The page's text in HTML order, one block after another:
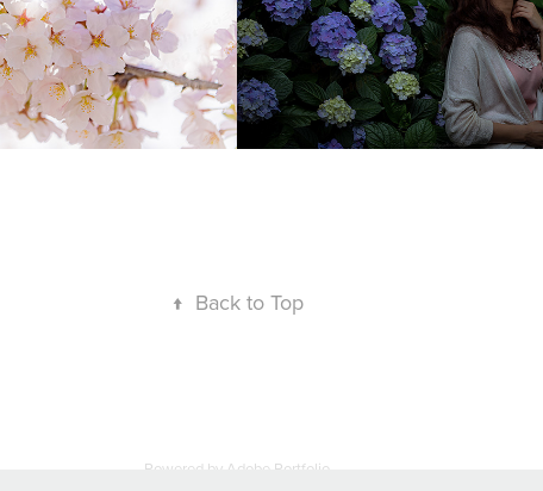
2017
Photography, Digital Photography, Editing
↑ Back to Top
Powered by Adobe Portfolio